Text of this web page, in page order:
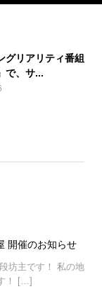
グリアリティ番組
で、サ...
開催のお知らせ
坊主です！ 私の地
！ […]